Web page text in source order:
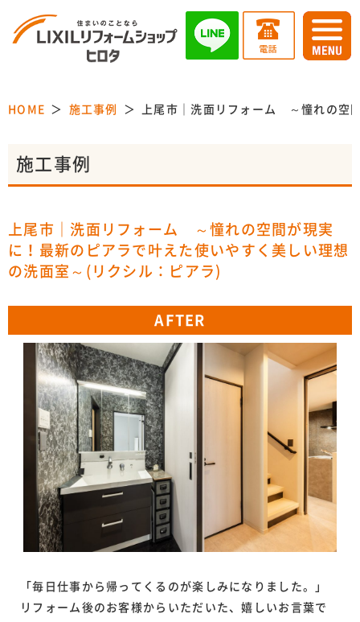
HOME 施工事例 上尾市｜洗面リフォーム ～憧れの空
施工事例
上尾市｜洗面リフォーム ～憧れの空間が現実
に！最新のピアラで叶えた使いやすく美しい理想
の洗面室～(リクシル：ピアラ)
AFTER
「毎日仕事から帰ってくるのが楽しみになりました。」
リフォーム後のお客様からいただいた、嬉しいお言葉で